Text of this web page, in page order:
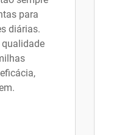
para
diárias.